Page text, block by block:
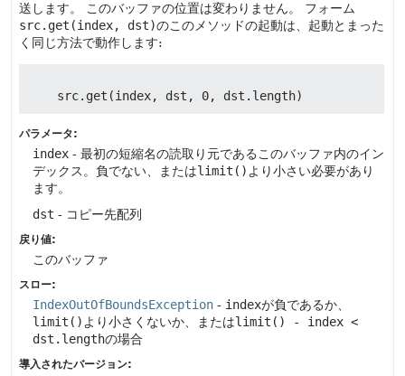
送します。
このバッファの位置は変わりません。
フォーム
src.get(index, dst)のこのメソッドの起動は、起動とまった
く同じ方法で動作します:
パラメータ:
index - 最初の短縮名の読取り元であるこのバッファ内のイン
デックス。負でない、またはlimit() より小さい必要があり
ます。
dst - コピー先配列
戻り値:
このバッファ
スロー:
IndexOutOfBoundsException - indexが負であるか、
limit() より小さくないか、またはlimit() - index <
dst.lengthの場合
導入されたバージョン: